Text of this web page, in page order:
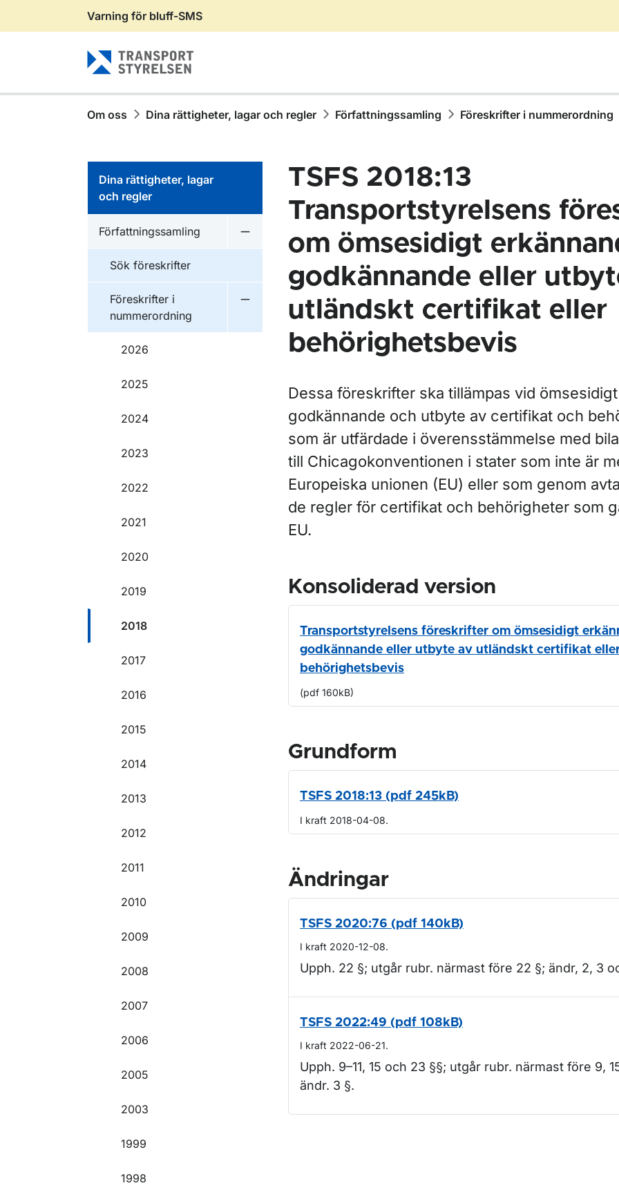
Gå till sidans innehåll
Varning för bluff-SMS
Om oss Dina rättigheter, lagar och regler Författningssamling Föreskrifter i nummerordning
Dina rättigheter, lagar
och regler
Författningssamling
Undermeny för Författningssamling
Sök föreskrifter
Föreskrifter i
nummerordning
Undermeny för Föreskrifter i nummerordning
2026
2025
2024
2023
2022
2021
2020
2019
2018
2017
2016
2015
2014
2013
2012
2011
2010
2009
2008
2007
2006
2005
2003
1999
1998
TSFS 2018:13
Transportstyrelsens
om ömsesidigt
godkännande eller
utländskt certifikat eller
behörighetsbevis
Dessa föreskrifter ska tillämpas vid
godkännande och utbyte av certifikat och
som är utfärdade i överensstämmelse med
till Chicagokonventionen i stater som inte är
Europeiska unionen (EU) eller som genom
de regler för certifikat och behörigheter som
EU.
Konsoliderad version
Transportstyrelsens föreskrifter om ömsesidigt
godkännande eller utbyte av utländskt certifikat
behörighetsbevis
(pdf 160kB)
Grundform
TSFS 2018:13 (pdf 245kB)
I kraft 2018-04-08.
Ändringar
TSFS 2020:76 (pdf 140kB)
I kraft 2020-12-08.
Upph. 22 §; utgår rubr. närmast före 22 §; ändr, 2, 3
TSFS 2022:49 (pdf 108kB)
I kraft 2022-06-21.
Upph. 9–11, 15 och 23 §§; utgår rubr. närmast före 9,
ändr. 3 §.